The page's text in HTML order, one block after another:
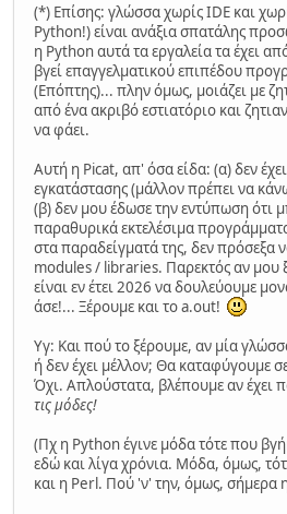
(*) Επίσης: γλώσσα χωρίς IDE και
Python!) είναι ανάξια σπατάλης
η Python αυτά τα εργαλεία τα έχει
βγεί επαγγελματικού επιπέδου
(Επόπτης)... πλην όμως, μοιάζει με
από ένα ακριβό εστιατόριο και
να φάει.
Αυτή η Picat, απ' όσα είδα: (α) δεν
εγκατάστασης (μάλλον πρέπει να
(β) δεν μου έδωσε την εντύπωση ότι
παραθυρικά εκτελέσιμα
στα παραδείγματά της, δεν πρόσεξα
modules / libraries. Παρεκτός αν μου
είναι εν έτει 2026 να δουλεύουμε
άσε!... Ξέρουμε και το a.out!
Υγ: Και πού το ξέρουμε, αν μία
ή δεν έχει μέλλον; Θα καταφύγουμε
Όχι. Απλούστατα, βλέπουμε αν έχει
τις μόδες!
(Πχ η Python έγινε μόδα τότε που
εδώ και λίγα χρόνια. Μόδα, όμως,
και η Perl. Πού 'ν' την, όμως, σήμερα